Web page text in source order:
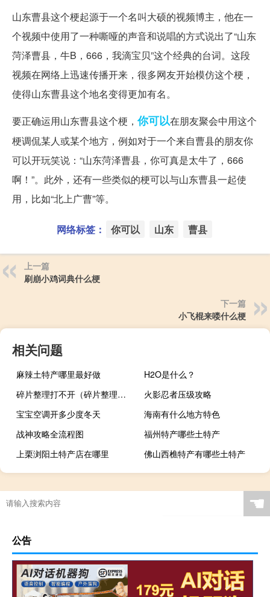
山东曹县这个梗起源于一个名叫大硕的视频博主，他在一
个视频中使用了一种嘶哑的声音和说唱的方式说出了“山东
菏泽曹县，牛B，666，我滴宝贝”这个经典的台词。这段
视频在网络上迅速传播开来，很多网友开始模仿这个梗，
使得山东曹县这个地名变得更加有名。
要正确运用山东曹县这个梗，你可以在朋友聚会中用这个
梗调侃某人或某个地方，例如对于一个来自曹县的朋友你
可以开玩笑说：“山东菏泽曹县，你可真是太牛了，666
啊！”。此外，还有一些类似的梗可以与山东曹县一起使
用，比如“北上广曹”等。
网络标签： 你可以 山东 曹县
上一篇
刷崩小鸡词典什么梗
下一篇
小飞棍来喽什么梗
相关问题
麻辣土特产哪里最好做
H2O是什么？
碎片整理打不开（碎片整理工具）
火影忍者压级攻略
宝宝空调开多少度冬天
海南有什么地方特色
战神攻略全流程图
福州特产哪些土特产
上栗浏阳土特产店在哪里
佛山西樵特产有哪些土特产
☚
公告